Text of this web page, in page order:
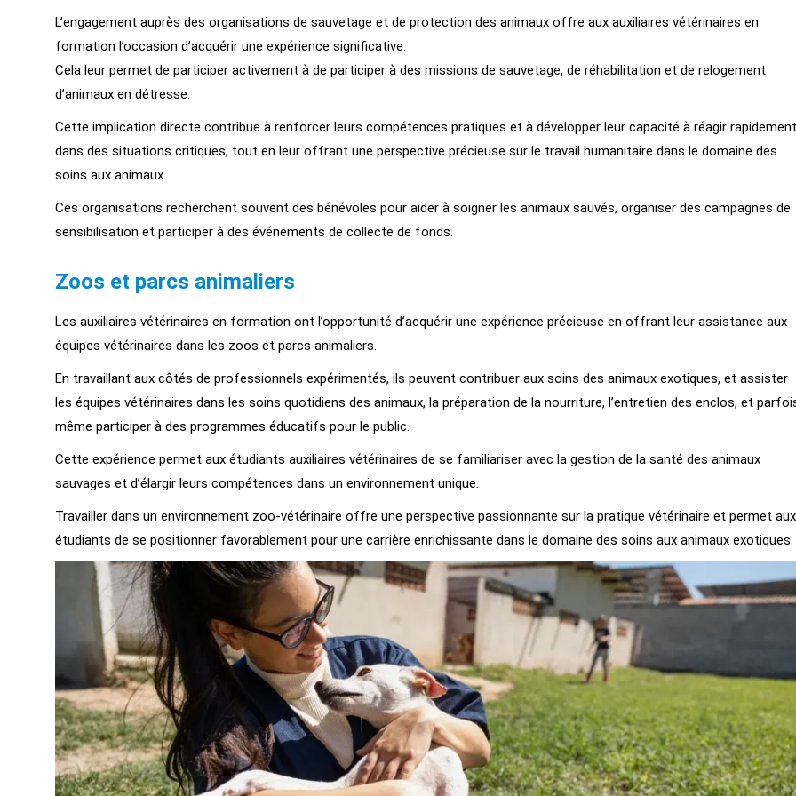
L’engagement auprès des organisations de sauvetage et de protection des animaux offre aux auxiliaires vétérinaires en
formation l’occasion d’acquérir une expérience significative.
Cela leur permet de participer activement à de participer à des missions de sauvetage, de réhabilitation et de relogement
d’animaux en détresse.
Cette implication directe contribue à renforcer leurs compétences pratiques et à développer leur capacité à réagir rapidement
dans des situations critiques, tout en leur offrant une perspective précieuse sur le travail humanitaire dans le domaine des
soins aux animaux.
Ces organisations recherchent souvent des bénévoles pour aider à soigner les animaux sauvés, organiser des campagnes de
sensibilisation et participer à des événements de collecte de fonds.
Zoos et parcs animaliers
Les auxiliaires vétérinaires en formation ont l’opportunité d’acquérir une expérience précieuse en offrant leur assistance aux
équipes vétérinaires dans les zoos et parcs animaliers.
En travaillant aux côtés de professionnels expérimentés, ils peuvent contribuer aux soins des animaux exotiques, et assister
les équipes vétérinaires dans les soins quotidiens des animaux, la préparation de la nourriture, l’entretien des enclos, et
même participer à des programmes éducatifs pour le public.
Cette expérience permet aux étudiants auxiliaires vétérinaires de se familiariser avec la gestion de la santé des animaux
sauvages et d’élargir leurs compétences dans un environnement unique.
Travailler dans un environnement zoo-vétérinaire offre une perspective passionnante sur la pratique vétérinaire et permet aux
étudiants de se positionner favorablement pour une carrière enrichissante dans le domaine des soins aux animaux exotiques.